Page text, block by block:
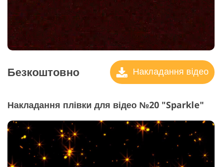
Безкоштовно Накладання відео
Накладання плівки для відео №20 "Sparkle"